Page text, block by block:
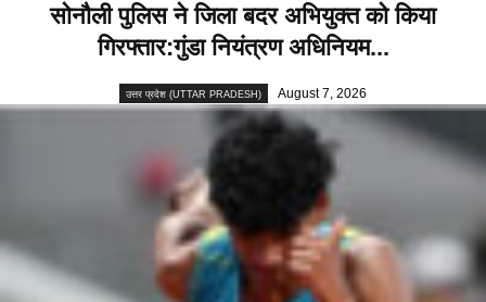
सोनौली पुलिस ने जिला बदर अभियुक्त को किया
गिरफ्तार:गुंडा नियंत्रण अधिनियम...
उत्तर प्रदेश (UTTAR PRADESH) August 7, 2026